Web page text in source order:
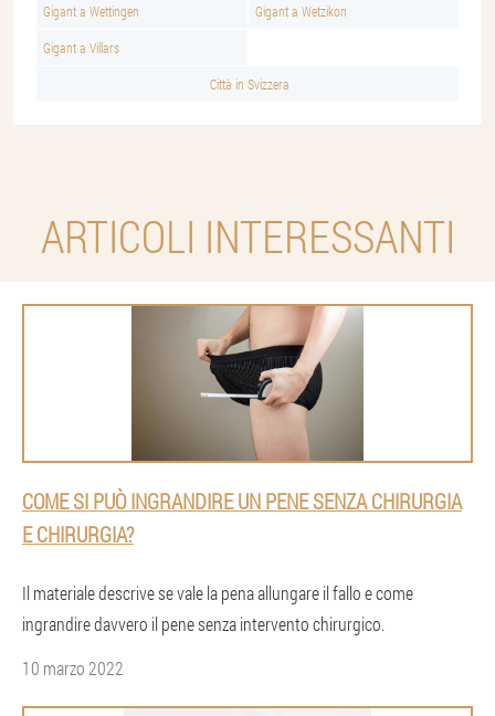
Gigant a Wettingen Gigant a Wetzikon
Gigant a Villars
Città in Svizzera
ARTICOLI INTERESSANTI
COME SI PUÒ INGRANDIRE UN PENE SENZA CHIRURGIA
E CHIRURGIA?
Il materiale descrive se vale la pena allungare il fallo e come
ingrandire davvero il pene senza intervento chirurgico.
10 marzo 2022